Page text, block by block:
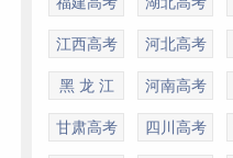
江西高考 河北高考
黑 龙 江 河南高考
甘肃高考 四川高考